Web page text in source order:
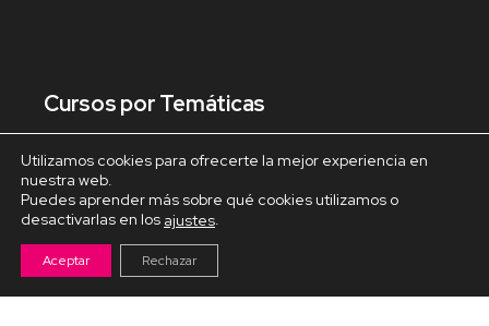
Cursos por Temáticas
Decoración de libretas
Decoracion del hogar
Decoración Navideña
Fiestas y celebraciones
Utilizamos cookies para ofrecerte la mejor experiencia en
nuestra web.
Puedes aprender más sobre qué cookies utilizamos o
desactivarlas en los ajustes
Aceptar Rechazar